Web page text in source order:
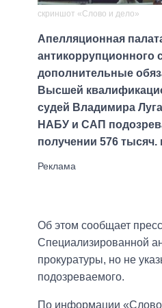
скриншот «Слово и дело»
Апелляционная
антикоррупционного
дополнительные
Высшей
судей Владимира
НАБУ и САП
получении 576 тысяч.
Об этом сообщает
Специализированной
прокуратуры, но не
подозреваемого.
По информации «Слово